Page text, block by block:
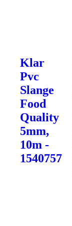
Klar
Pvc
Slange
Food
Quality
5mm,
10m -
1540757